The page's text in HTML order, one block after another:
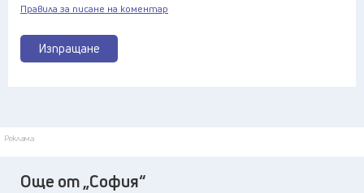
Изпращане
Правила за писане на коментар
Реклама
Още от „София“